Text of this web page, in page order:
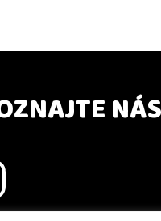
NÁS